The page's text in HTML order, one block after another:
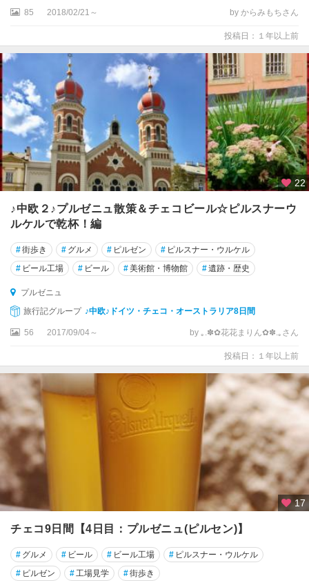
85 2018/02/21～ by からみもちさん
投稿日：１年以上前
22
♪中欧２♪プルゼニュ散策＆チェコビール☆ピルスナーウ
ルケルで乾杯！編
#街歩き # グルメ # ピルゼン # ピルスナー・ウルケル
# ビール工場 # ビール #美術館・博物館 #遺跡・歴史
プルゼニュ
旅行記グループ ♪中欧♪ドイツ・チェコ・オーストラリア8日間
56 2017/09/04～ by ｡.✽✿花花まりん✿✽.｡さん
投稿日：１年以上前
17
チェコ9日間【4日目：プルゼニュ(ピルセン)】
# グルメ # ビール # ビール工場 # ピルスナー・ウルケル
# ピルゼン #工場見学 #街歩き